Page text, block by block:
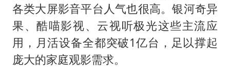
各类大屏影音平台人气也很高。银河奇异
果、酷喵影视、云视听极光这些主流应
用，月活设备全都突破1亿台，足以撑起
庞大的家庭观影需求。